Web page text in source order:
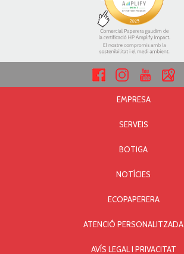
EMPRESA
SERVEIS
BOTIGA
NOTÍCIES
ECOPAPERERA
ATENCIÓ PERSONALITZADA
AVÍS LEGAL I PRIVACITAT